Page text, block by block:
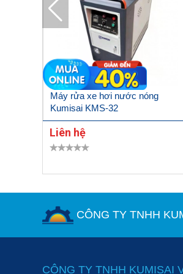
Máy rửa xe hơi nước nóng
Kumisai KMS-32
Liên hệ
CÔNG TY TNHH
CÔNG TY TNHH KUMISAI